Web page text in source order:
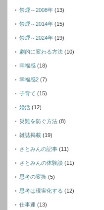
禁煙～2008年 (13)
禁煙～2014年 (15)
禁煙～2024年 (19)
劇的に変わる方法 (10)
幸福感 (18)
幸福感2 (7)
子育て (15)
婚活 (12)
災難を防ぐ方法 (8)
雑誌掲載 (19)
さとみんの記事 (11)
さとみんの体験談 (11)
思考の変換 (5)
思考は現実化する (12)
仕事運 (13)